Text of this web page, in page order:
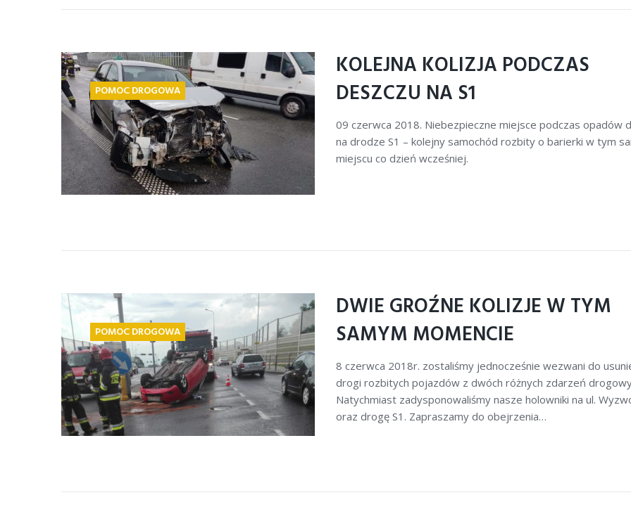
POMOC DROGOWA
KOLEJNA KOLIZJA PODCZAS
DESZCZU NA S1
09 czerwca 2018. Niebezpieczne miejsce podczas opadów
na drodze S1 – kolejny samochód rozbity o barierki w tym
miejscu co dzień wcześniej.
POMOC DROGOWA
DWIE GROŹNE KOLIZJE W TYM
SAMYM MOMENCIE
8 czerwca 2018r. zostaliśmy jednocześnie wezwani do
drogi rozbitych pojazdów z dwóch różnych zdarzeń
Natychmiast zadysponowaliśmy nasze holowniki na ul.
oraz drogę S1. Zapraszamy do obejrzenia…